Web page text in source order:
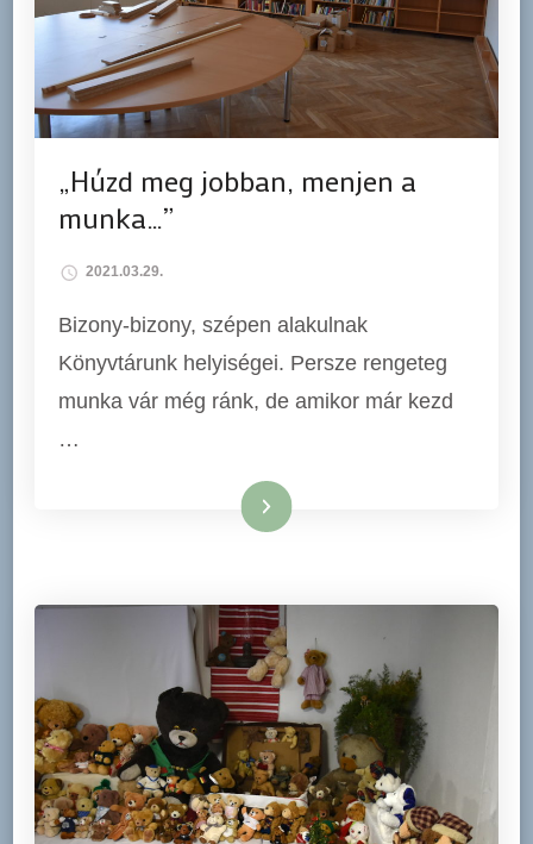
„Húzd meg jobban, menjen a
munka…”
2021.03.29.
Bizony-bizony, szépen alakulnak
Könyvtárunk helyiségei. Persze rengeteg
munka vár még ránk, de amikor már kezd
…
Tovább